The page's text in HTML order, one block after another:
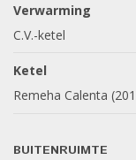
Verwarming
C.V.-ketel
Ketel
Remeha Calenta
BUITENRUIMTE